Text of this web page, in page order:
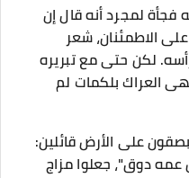
فجأة لمجرد أنه قال إن
الاطمئنان، شعر
لكن حتى مع تبريره
العراك بلكمات لم
على الأرض قائلين:
عمه دوق"، جعلوا مزاج